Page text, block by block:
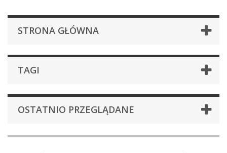
STRONA GŁÓWNA
TAGI
OSTATNIO PRZEGLĄDANE